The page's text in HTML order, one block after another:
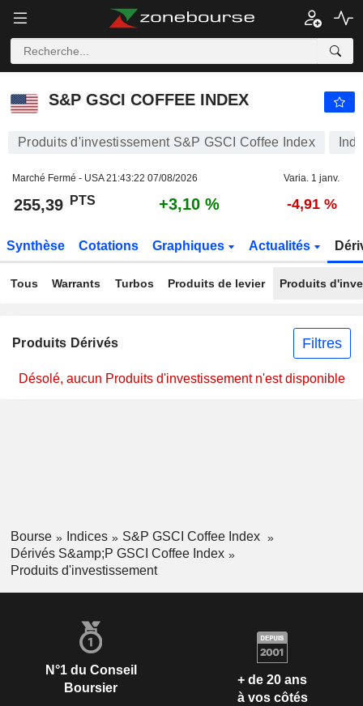
S&P GSCI COFFEE INDEX
S&P GSCI COFFEE INDEX
Produits d'investissement S&P GSCI Coffee Index
Marché Fermé - USA21:43:22 07/08/2026 Varia. 1 janv.
255,39 PTS +3,10 % -4,91 %
Synthèse Cotations Graphiques Actualités
Tous Warrants Turbos Produits de levier Produits
Produits Dérivés Filtres
Désolé, aucun Produits d'investissement n'est disponible
Bourse Indices
S&P GSCI Coffee Index
Dérivés S&amp;P GSCI Coffee Index
Produits d'investissement
N°1 du Conseil
Boursier
+ de 20 ans
à vos côtés